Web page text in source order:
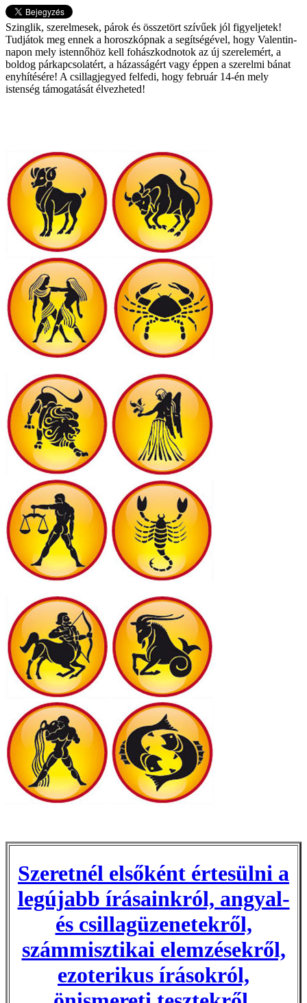
Szinglik, szerelmesek, párok és összetört szívűek jól figyeljetek!
Tudjátok meg ennek a horoszkópnak a segítségével, hogy Valentin-
napon mely istennőhöz kell fohászkodnotok az új szerelemért, a
boldog párkapcsolatért, a házasságért vagy éppen a szerelmi bánat
enyhítésére! A csillagjegyed felfedi, hogy február 14-én mely
istenség támogatását élvezheted!
Szeretnél elsőként értesülni a
legújabb írásainkról, angyal-
és csillagüzenetekről,
számmisztikai elemzésekről,
ezoterikus írásokról,